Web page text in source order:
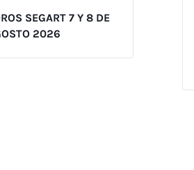
SEGART 7 Y 8 DE
2026